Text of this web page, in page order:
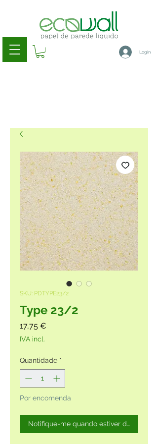
Login
SKU: PDTYPE23/2
Type 23/2
17,75 €
IVA incl.
Quantidade *
Por encomenda
Notifique-me quando estiver disponível